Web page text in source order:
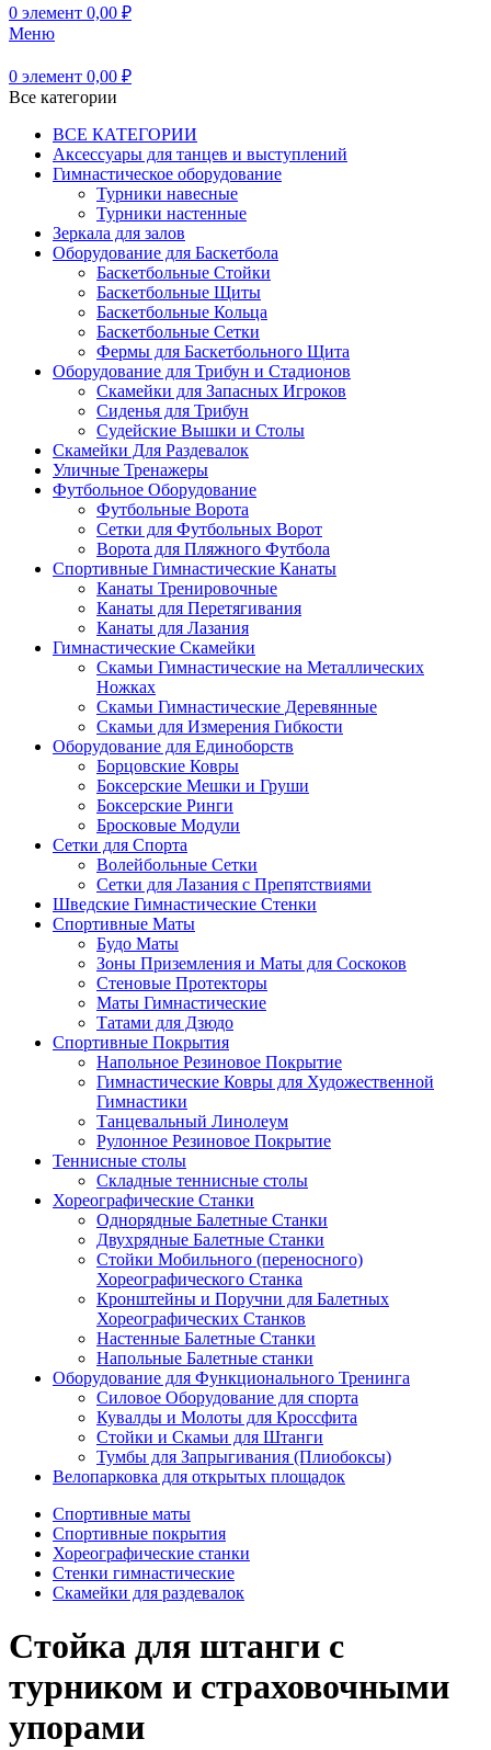
0 элемент 0,00 ₽
Меню
0 элемент 0,00 ₽
Все категории
ВСЕ КАТЕГОРИИ
Аксессуары для танцев и выступлений
Гимнастическое оборудование
Турники навесные
Турники настенные
Зеркала для залов
Оборудование для Баскетбола
Баскетбольные Стойки
Баскетбольные Щиты
Баскетбольные Кольца
Баскетбольные Сетки
Фермы для Баскетбольного Щита
Оборудование для Трибун и Стадионов
Скамейки для Запасных Игроков
Сиденья для Трибун
Судейские Вышки и Столы
Скамейки Для Раздевалок
Уличные Тренажеры
Футбольное Оборудование
Футбольные Ворота
Сетки для Футбольных Ворот
Ворота для Пляжного Футбола
Спортивные Гимнастические Канаты
Канаты Тренировочные
Канаты для Перетягивания
Канаты для Лазания
Гимнастические Скамейки
Скамьи Гимнастические на Металлических
Ножках
Скамьи Гимнастические Деревянные
Скамьи для Измерения Гибкости
Оборудование для Единоборств
Борцовские Ковры
Боксерские Мешки и Груши
Боксерские Ринги
Бросковые Модули
Сетки для Спорта
Волейбольные Сетки
Сетки для Лазания с Препятствиями
Шведские Гимнастические Стенки
Спортивные Маты
Будо Маты
Зоны Приземления и Маты для Соскоков
Стеновые Протекторы
Маты Гимнастические
Татами для Дзюдо
Спортивные Покрытия
Напольное Резиновое Покрытие
Гимнастические Ковры для Художественной
Гимнастики
Танцевальный Линолеум
Рулонное Резиновое Покрытие
Теннисные столы
Складные теннисные столы
Хореографические Станки
Однорядные Балетные Станки
Двухрядные Балетные Станки
Стойки Мобильного (переносного)
Хореографического Станка
Кронштейны и Поручни для Балетных
Хореографических Станков
Настенные Балетные Станки
Напольные Балетные станки
Оборудование для Функционального Тренинга
Силовое Оборудование для спорта
Кувалды и Молоты для Кроссфита
Стойки и Скамьи для Штанги
Тумбы для Запрыгивания (Плиобоксы)
Велопарковка для открытых площадок
Спортивные маты
Спортивные покрытия
Хореографические станки
Стенки гимнастические
Скамейки для раздевалок
Стойка для штанги с
турником и страховочными
упорами